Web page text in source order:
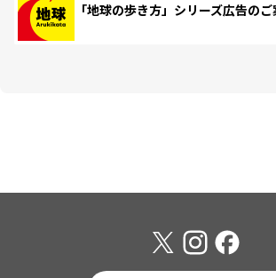
「地球の歩き方」シリーズ広告のご